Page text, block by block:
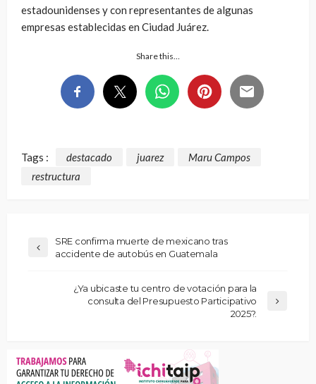
estadounidenses y con representantes de algunas
empresas establecidas en Ciudad Juárez.
Share this…
Tags : destacado juarez
Maru Campos
restructura
SRE confirma muerte de mexicano tras
accidente de autobús en Guatemala
¿Ya ubicaste tu centro de votación para la
consulta del Presupuesto Participativo
2025?.